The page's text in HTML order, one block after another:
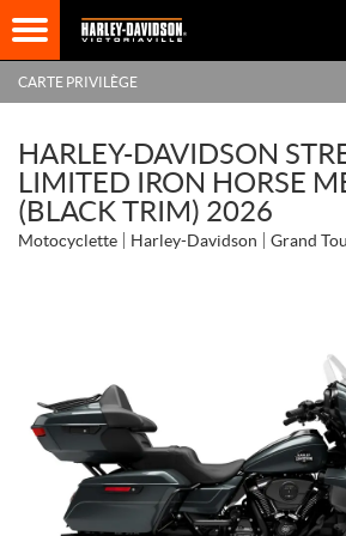
CARTE PRIVILÈGE
HARLEY-DAVIDSON
LIMITED IRON HORSE
(BLACK TRIM) 2026
Motocyclette Harley-Davidson Grand